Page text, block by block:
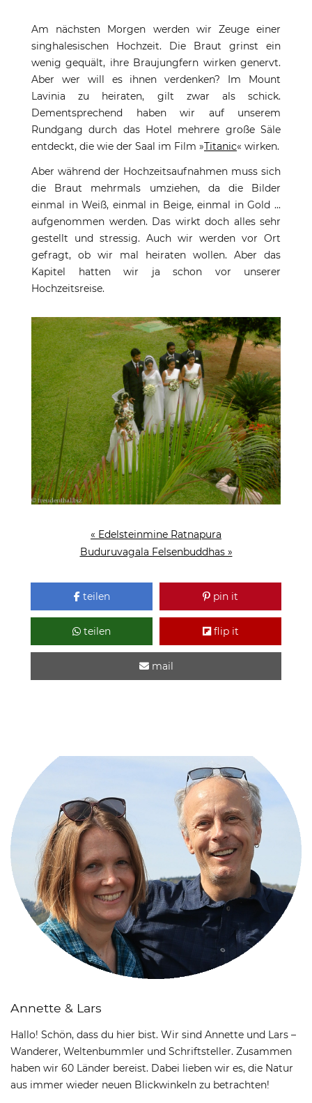
Am nächsten Morgen werden wir Zeuge einer
singhalesischen Hochzeit. Die Braut grinst ein
wenig gequält, ihre Braujungfern wirken genervt.
Aber wer will es ihnen verdenken? Im Mount
Lavinia zu heiraten, gilt zwar als schick.
Dementsprechend haben wir auf unserem
Rundgang durch das Hotel mehrere große Säle
entdeckt, die wie der Saal im Film »Titanic« wirken.
Aber während der Hochzeitsaufnahmen muss sich
die Braut mehrmals umziehen, da die Bilder
einmal in Weiß, einmal in Beige, einmal in Gold ...
aufgenommen werden. Das wirkt doch alles sehr
gestellt und stressig. Auch wir werden vor Ort
gefragt, ob wir mal heiraten wollen. Aber das
Kapitel hatten wir ja schon vor unserer
Hochzeitsreise.
« Edelsteinmine Ratnapura
Buduruvagala Felsenbuddhas »
teilen pin it
teilen flip it
mail
Annette & Lars
Hallo! Schön, dass du hier bist. Wir sind Annette und Lars –
Wanderer, Weltenbummler und Schriftsteller. Zusammen
haben wir 60 Länder bereist. Dabei lieben wir es, die Natur
aus immer wieder neuen Blickwinkeln zu betrachten!